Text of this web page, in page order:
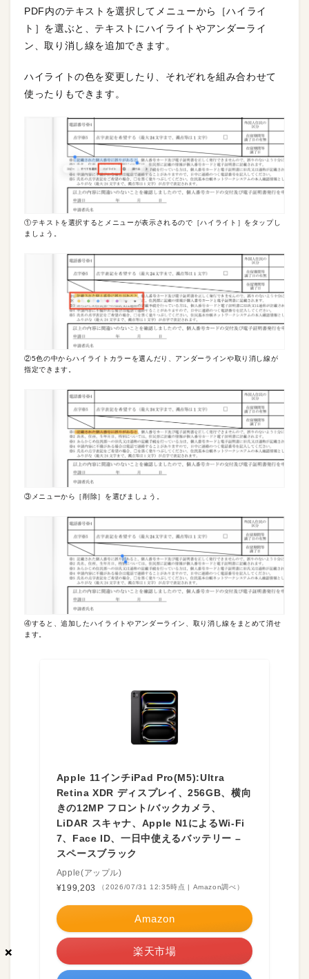
×
×
×
PDF内のテキストを選択してメニューから［ハイライ
ト］を選ぶと、テキストにハイライトやアンダーライ
ン、取り消し線を追加できます。
ハイライトの色を変更したり、それぞれを組み合わせて
使ったりもできます。
①テキストを選択するとメニューが表示されるので［ハイライト］をタップし
ましょう。
②5色の中からハイライトカラーを選んだり、アンダーラインや取り消し線が
指定できます。
③メニューから［削除］を選びましょう。
④すると、追加したハイライトやアンダーライン、取り消し線をまとめて消せ
ます。
Apple 11インチiPad Pro(M5):Ultra
Retina XDR ディスプレイ、256GB、横向
きの12MP フロント/バックカメラ、
LiDAR スキャナ、Apple N1によるWi-Fi
7、Face ID、一日中使えるバッテリー –
スペースブラック
Apple(アップル)
¥199,203
（2026/07/31 12:35時点 | Amazon調べ）
Amazon
楽天市場